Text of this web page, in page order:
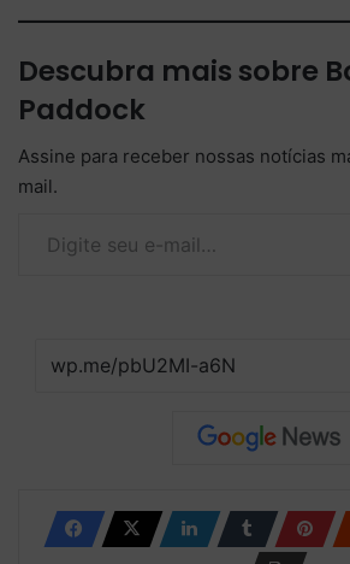
Descubra mais sobre
Paddock
Assine para receber nossas notícias
mail.